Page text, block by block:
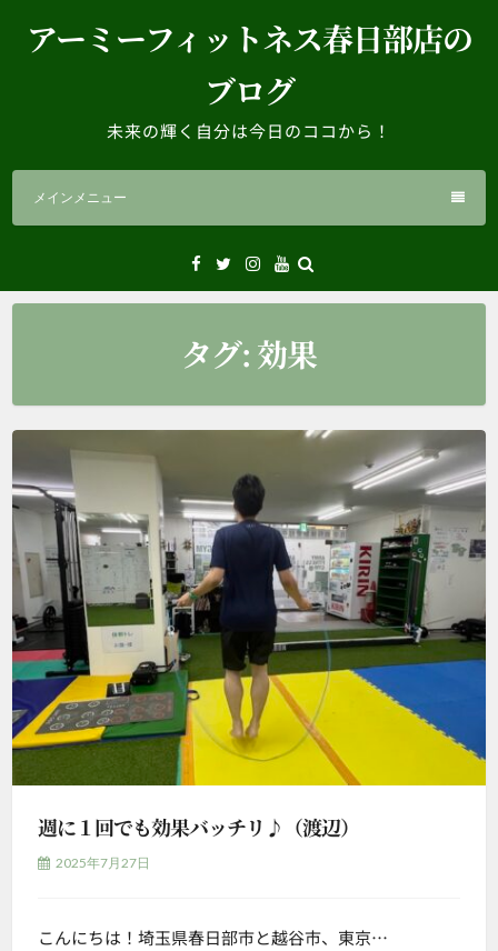
ス
アーミーフィットネス春日部店の
ブログ
未来の輝く自分は今日のココから！
メインメニュー
Facebook
TwitterInstagram
YouTube
タグ: 効果
週に１回でも効果バッチリ♪（渡辺）
2025年7月27日
こんにちは！埼玉県春日部市と越谷市、東京…